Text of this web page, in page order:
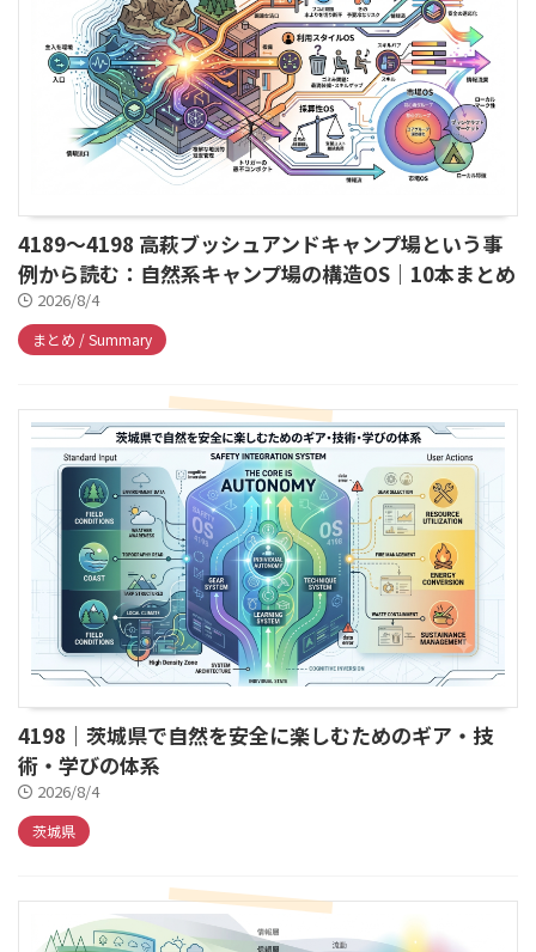
4189～4198 高萩ブッシュアンドキャンプ場という事
例から読む：自然系キャンプ場の構造OS｜10本まとめ
2026/8/4
まとめ / Summary
4198｜茨城県で自然を安全に楽しむためのギア・技
術・学びの体系
2026/8/4
茨城県